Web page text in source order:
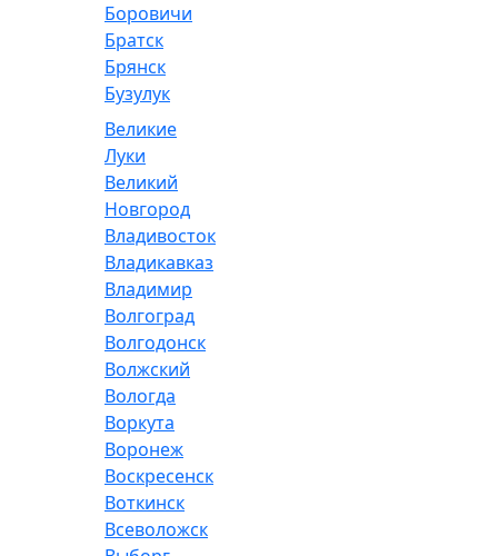
Боровичи
Братск
Брянск
Бузулук
Великие
Луки
Великий
Новгород
Владивосток
Владикавказ
Владимир
Волгоград
Волгодонск
Волжский
Вологда
Воркута
Воронеж
Воскресенск
Воткинск
Всеволожск